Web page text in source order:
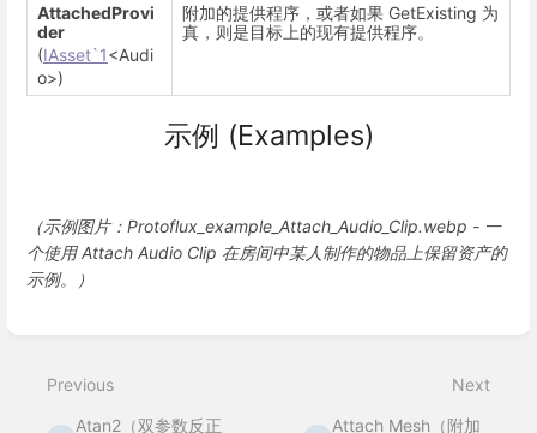
AttachedProvi
der
(IAsset`1<Audi
o>)
附加的提供程序，或者如果 GetExisting 为
真，则是目标上的现有提供程序。
示例 (Examples)
（示例图片：Protoflux_example_Attach_Audio_Clip.webp - 一
个使用 Attach Audio Clip 在房间中某人制作的物品上保留资产的
示例。）
mode
Previous
Atan2（双参数反正
Next
Attach Mesh（附加